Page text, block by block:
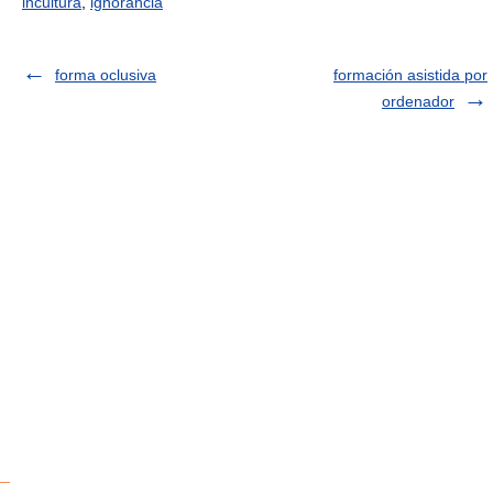
forma oclusiva
formación asistida por
ordenador